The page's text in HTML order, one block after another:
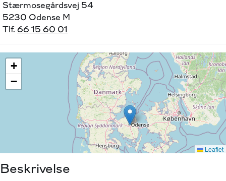
Stærmosegårdsvej 54
5230 Odense M
Tlf.66 15 60 01
Beskrivelse